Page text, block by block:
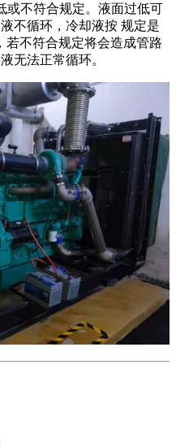
或不符合规定。液面过低可
不循环，冷却液按 规定是
若不符合规定将会造成管路
无法正常循环。